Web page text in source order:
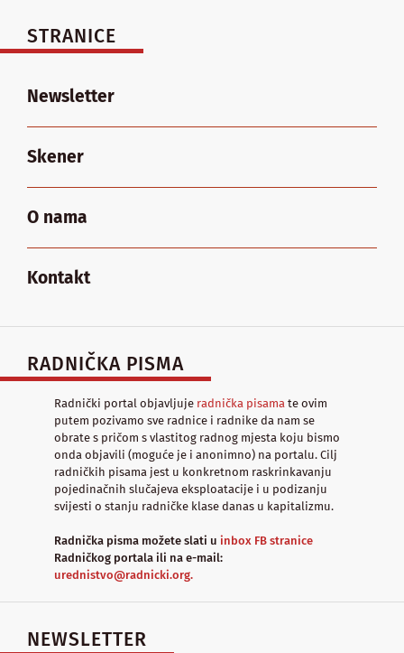
STRANICE
Newsletter
Skener
O nama
Kontakt
RADNIČKA PISMA
Radnički portal objavljuje radnička pisama te ovim
putem pozivamo sve radnice i radnike da nam se
obrate s pričom s vlastitog radnog mjesta koju bismo
onda objavili (moguće je i anonimno) na portalu. Cilj
radničkih pisama jest u konkretnom raskrinkavanju
pojedinačnih slučajeva eksploatacije i u podizanju
svijesti o stanju radničke klase danas u kapitalizmu.
Radnička pisma možete slati u inbox FB stranice
Radničkog portala ili na e-mail:
urednistvo@radnicki.org.
NEWSLETTER